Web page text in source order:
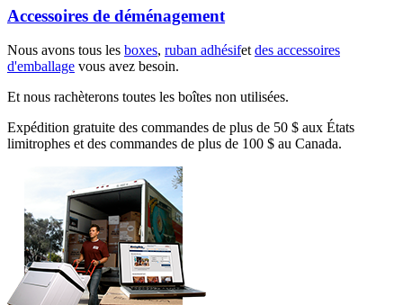
Accessoires de déménagement
Nous avons tous les boxes, ruban adhésifet des accessoires
d'emballage vous avez besoin.
Et nous rachèterons toutes les boîtes non utilisées.
Expédition gratuite des commandes de plus de 50 $ aux États
limitrophes et des commandes de plus de 100 $ au Canada.